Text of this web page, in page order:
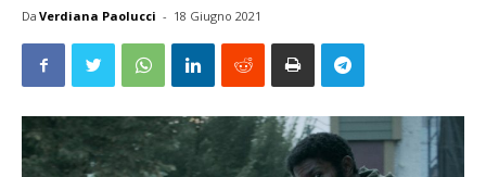
Da Verdiana Paolucci - 18 Giugno 2021